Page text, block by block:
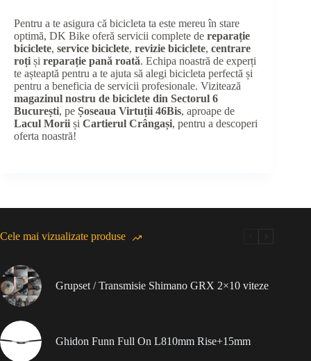
Pentru a te asigura că bicicleta ta este mereu în stare
optimă, DK Bike oferă servicii complete de reparație
biciclete, service biciclete, revizie biciclete, centrare
roți și reparație pană roată. Echipa noastră de experți
te așteaptă pentru a te ajuta să alegi bicicleta perfectă și
pentru a beneficia de servicii profesionale. Vizitează
magazinul nostru de biciclete din Sectorul 6
București, pe Șoseaua Virtuții 46Bis, aproape de
Lacul Morii și Cartierul Crângași, pentru a descoperi
oferta noastră!
Cele mai vizualizate produse
Grupset / Transmisie Shimano GRX 2×10 viteze
Ghidon Funn Full On L810mm Rise+15mm